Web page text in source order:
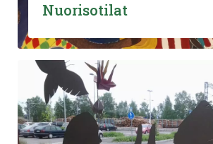
Nuorisotilat